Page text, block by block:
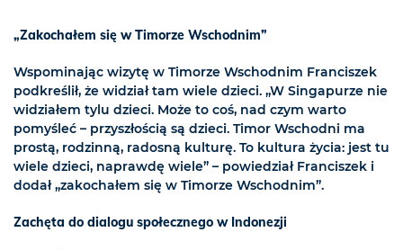
„Zakochałem się w Timorze Wschodnim”
Wspominając wizytę w Timorze Wschodnim Franciszek
podkreślił, że widział tam wiele dzieci. „W Singapurze nie
widziałem tylu dzieci. Może to coś, nad czym warto
pomyśleć – przyszłością są dzieci. Timor Wschodni ma
prostą, rodzinną, radosną kulturę. To kultura życia: jest tu
wiele dzieci, naprawdę wiele” – powiedział Franciszek i
dodał „zakochałem się w Timorze Wschodnim”.
Zachęta do dialogu społecznego w Indonezji